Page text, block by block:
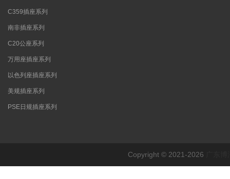
C359插座系列
南非插座系列
C20公座系列
万用座插座系列
以色列座插座系列
美规插座系列
PSE日规插座系列
Copyright © 2021-2026